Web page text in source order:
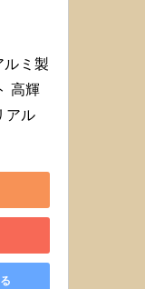
ルミ製
高輝
アル